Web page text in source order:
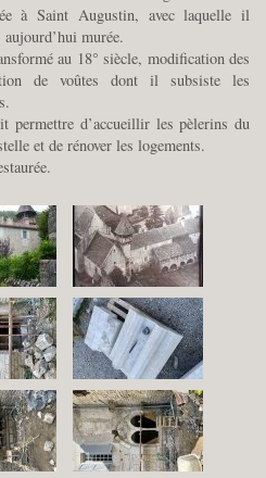
à Saint Augustin, avec laquelle il
murée.
au 18° siècle, modification des
de voûtes dont il subsiste les
permettre d’accueillir les pèlerins du
et de rénover les logements.